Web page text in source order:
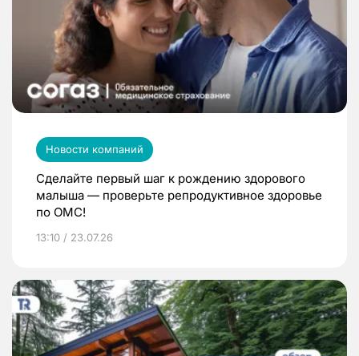
Новости компаний
Сделайте первый шаг к рождению здорового
малыша — проверьте репродуктивное здоровье
по ОМС!
13:10 / 23.07.26